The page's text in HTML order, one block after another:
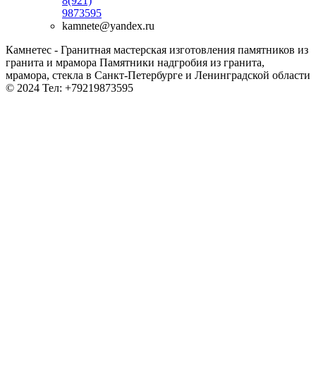
9873595
kamnete@yandex.ru
Камнетес - Гранитная мастерская изготовления памятников из
гранита и мрамора Памятники надгробия из гранита,
мрамора, стекла в Санкт-Петербурге и Ленинградской области
© 2024 Тел: +79219873595